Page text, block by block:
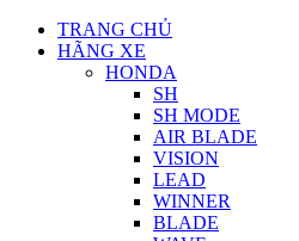
TRANG CHỦ
HÃNG XE
HONDA
SH
SH MODE
AIR BLADE
VISION
LEAD
WINNER
BLADE